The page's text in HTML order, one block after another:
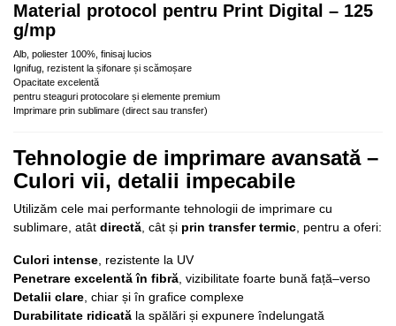
Material protocol pentru Print Digital – 125
g/mp
Alb, poliester 100%, finisaj lucios
Ignifug, rezistent la șifonare și scămoșare
Opacitate excelentă
pentru steaguri protocolare și elemente premium
Imprimare prin sublimare (direct sau transfer)
Tehnologie de imprimare avansată –
Culori vii, detalii impecabile
Utilizăm cele mai performante tehnologii de imprimare cu
sublimare, atât directă, cât și prin transfer termic, pentru a oferi:
Culori intense, rezistente la UV
Penetrare excelentă în fibră, vizibilitate foarte bună față–verso
Detalii clare, chiar și în grafice complexe
Durabilitate ridicată la spălări și expunere îndelungată